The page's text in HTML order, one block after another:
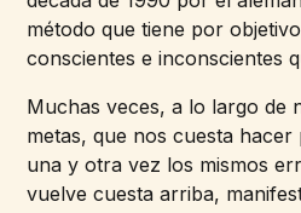
método que tiene por
conscientes e inconscientes
Muchas veces, a lo largo de
metas, que nos cuesta
una y otra vez los mismos
vuelve cuesta arriba,